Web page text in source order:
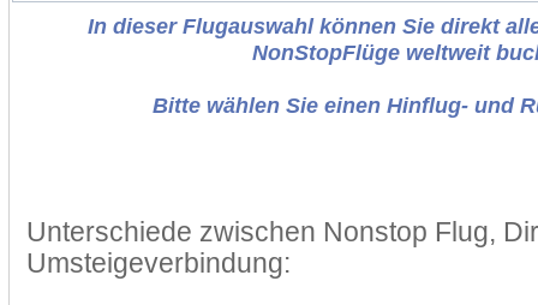
In dieser Flugauswahl können Sie direkt
NonStopFlüge weltweit
Bitte wählen Sie einen Hinflug- und
Unterschiede zwischen Nonstop Flug,
Umsteigeverbindung: